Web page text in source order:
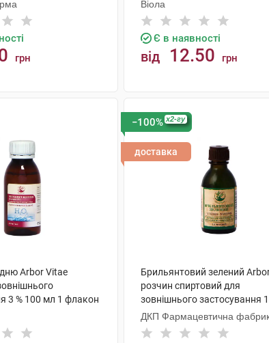
грн
Віола
Є в наявності
від 12.50 грн
Arbor Vitae
3 % 100 мл 1 флакон
−100% x2-гу
доставка
Брильянтовий зелений
розчин спиртовий для
зовнішнього застосування
мл 1 флакон
ДКП Фармацевтична